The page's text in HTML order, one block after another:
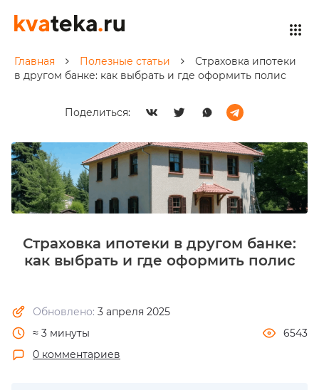
Главная Полезные статьи
Страховка ипотеки
в другом банке: как выбрать и где оформить полис
Поделиться:
Страховка ипотеки в другом банке:
как выбрать и где оформить полис
Обновлено: 3 апреля 2025
≈ 3 минуты
6543
0 комментариев